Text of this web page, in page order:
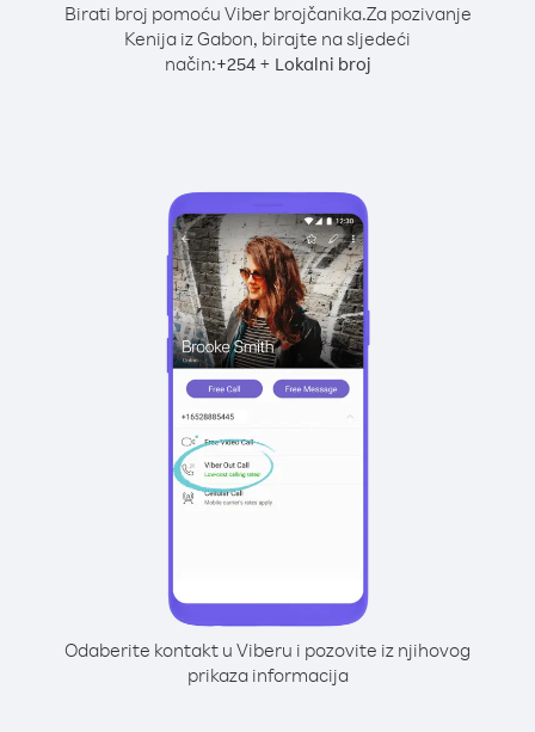
Birati broj pomoću Viber brojčanika.Za pozivanje
Kenija iz Gabon, birajte na sljedeći
način:+254+ Lokalni broj
Odaberite kontakt u Viberu i pozovite iz njihovog
prikaza informacija